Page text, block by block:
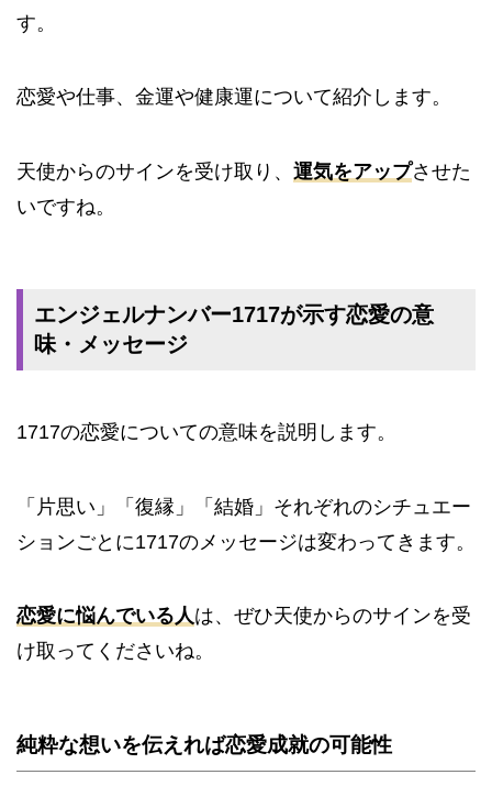
す。
恋愛や仕事、金運や健康運について紹介します。
天使からのサインを受け取り、 運気をアップさせた
いですね。
エンジェルナンバー1717が示す恋愛の意
味・メッセージ
1717の恋愛についての意味を説明します。
「片思い」「復縁」「結婚」それぞれのシチュエー
ションごとに1717のメッセージは変わってきます。
恋愛に悩んでいる人は、ぜひ天使からのサインを受
け取ってくださいね。
純粋な想いを伝えれば恋愛成就の可能性